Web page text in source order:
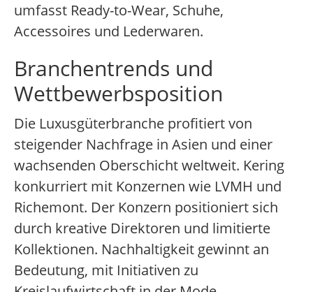
umfasst Ready-to-Wear, Schuhe,
Accessoires und Lederwaren.
Branchentrends und
Wettbewerbsposition
Die Luxusgüterbranche profitiert von
steigender Nachfrage in Asien und einer
wachsenden Oberschicht weltweit. Kering
konkurriert mit Konzernen wie LVMH und
Richemont. Der Konzern positioniert sich
durch kreative Direktoren und limitierte
Kollektionen. Nachhaltigkeit gewinnt an
Bedeutung, mit Initiativen zu